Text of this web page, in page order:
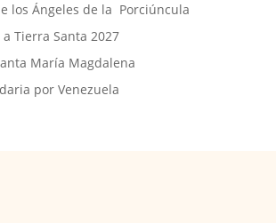
los Ángeles de la Porciúncula
Tierra Santa 2027
María Magdalena
por Venezuela